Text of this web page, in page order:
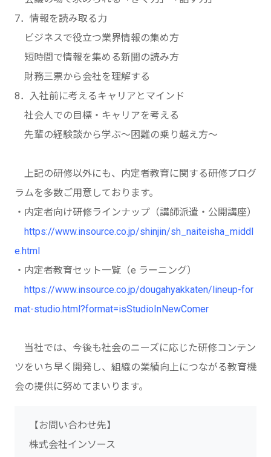
7．情報を読み取る力
ビジネスで役立つ業界情報の集め方
短時間で情報を集める新聞の読み方
財務三票から会社を理解する
8．入社前に考えるキャリアとマインド
社会人での目標・キャリアを考える
先輩の経験談から学ぶ～困難の乗り越え方～
上記の研修以外にも、内定者教育に関する研修プログ
ラムを多数ご用意しております。
・内定者向け研修ラインナップ（講師派遣・公開講座）
https://www.insource.co.jp/shinjin/sh_naiteisha_middl
e.html
・内定者教育セット一覧（e ラーニング）
https://www.insource.co.jp/dougahyakkaten/lineup-for
mat-studio.html?format=isStudioInNewComer
当社では、今後も社会のニーズに応じた研修コンテン
ツをいち早く開発し、組織の業績向上につながる教育機
会の提供に努めてまいります。
【お問い合わせ先】
株式会社インソース